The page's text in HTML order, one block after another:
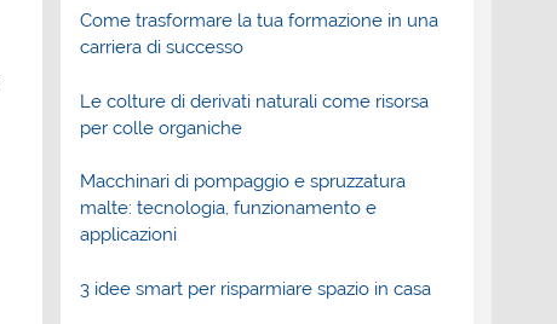
Come trasformare la tua formazione in una
carriera di successo
Le colture di derivati naturali come risorsa
per colle organiche
Macchinari di pompaggio e spruzzatura
malte: tecnologia, funzionamento e
applicazioni
3 idee smart per risparmiare spazio in casa